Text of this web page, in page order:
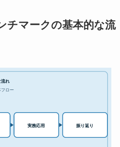
チマークの基本的な流
流れ
フロー
実務応用 振り返り